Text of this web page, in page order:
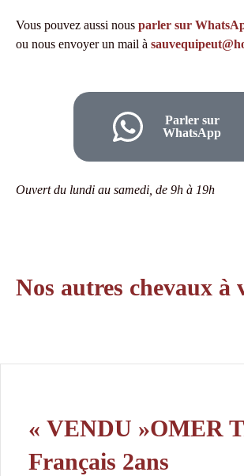
Vous pouvez aussi nous parler sur
ou nous envoyer un mail à
Parler sur
WhatsApp
Ouvert du lundi au samedi, de 9h à 19h
Nos autres chevaux à
« VENDU »OMER
Français 2ans